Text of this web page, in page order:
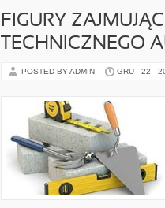
FIGURY
TECHNICZNEGO
POSTED BY ADMIN GRU - 22 -